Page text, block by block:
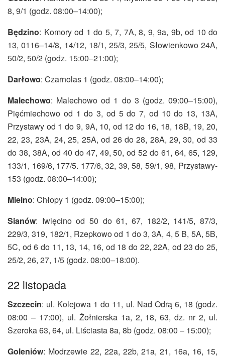
8, 9/1 (godz. 08:00–14:00);
Będzino: Komory od 1 do 5, 7, 7A, 8, 9, 9a, 9b, od 10 do
13, 0116–14/8, 14/12, 18/1, 25/3, 25/5, Słowienkowo 24A,
50/2, 50/2 (godz. 15:00–21:00);
Darłowo: Czarnolas 1 (godz. 08:00–14:00);
Malechowo: Malechowo od 1 do 3 (godz. 09:00–15:00),
Pięćmiechowo od 1 do 3, od 5 do 7, od 10 do 13, 13A,
Przystawy od 1 do 9, 9A, 10, od 12 do 16, 18, 18B, 19, 20,
22, 23, 23A, 24, 25, 25A, od 26 do 28, 28A, 29, 30, od 33
do 38, 38A, od 40 do 47, 49, 50, od 52 do 61, 64, 65, 129,
133/1, 169/6, 177/5. 177/6, 32, 39, 58, 59/1, 98, Przystawy-
153 (godz. 08:00–14:00);
Mielno: Chłopy 1 (godz. 09:00–15:00);
Sianów: Iwięcino od 50 do 61, 67, 182/2, 141/5, 87/3,
229/3, 319, 182/1, Rzepkowo od 1 do 3, 3A, 4, 5 B, 5A, 5B,
5C, od 6 do 11, 13, 14, 16, od 18 do 22, 22A, od 23 do 25,
25/2, 26, 27, 1/5 (godz. 08:00–18:00).
22 listopada
Szczecin: ul. Kolejowa 1 do 11, ul. Nad Odrą 6, 18 (godz.
08:00 – 17:00), ul. Żołnierska 1a, 2, 18, 63, dz. nr 2, ul.
Szeroka 63, 64, ul. Liściasta 8a, 8b (godz. 08:00 – 15:00);
Goleniów: Modrzewie 22, 22a, 22b, 21a, 21, 16a, 16, 15,